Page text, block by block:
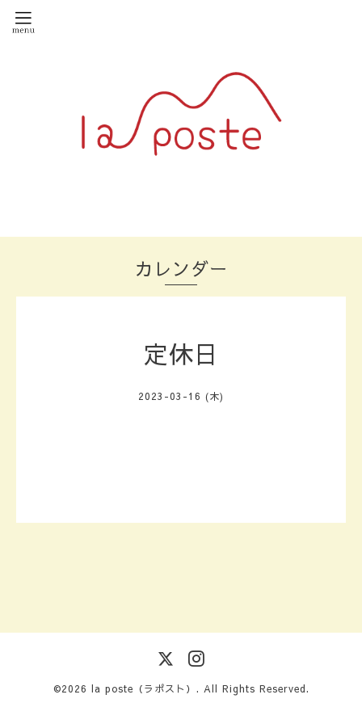
カレンダー
定休日
2023-03-16 (木)
©2026 la poste（ラポスト） . All Rights Reserved.